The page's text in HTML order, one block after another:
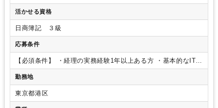
業務・発注先への振込業務・売掛金、債権残高確認業務・経
費精算チェック
を使用しています。
他の業務もお任せすることがありますが、ご経験やご希望に合
わせてお任せいたしますのでご安心ください。
のため、幅広く業務に携わることも可能です◎
活かせる資格
日商簿記 ３級
応募条件
【必須条件】 ・経理の実務経験1年以上ある方 ・基本的なITリ
テラシー（社内ではどの部署でもITツールを活用しておりま
す）
勤務地
東京都港区